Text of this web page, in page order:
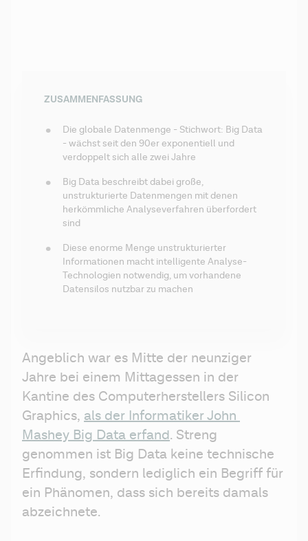
ZUSAMMENFASSUNG
Die globale Datenmenge - Stichwort: Big Data
- wächst seit den 90er exponentiell und
verdoppelt sich alle zwei Jahre
Big Data beschreibt dabei große,
unstrukturierte Datenmengen mit denen
herkömmliche Analyseverfahren überfordert
sind
Diese enorme Menge unstrukturierter
Informationen macht intelligente Analyse-
Technologien notwendig, um vorhandene
Datensilos nutzbar zu machen
Angeblich war es Mitte der neunziger
Jahre bei einem Mittagessen in der
Kantine des Computerherstellers Silicon
Graphics, als der Informatiker John
Mashey Big Data erfand. Streng
genommen ist Big Data keine technische
Erfindung, sondern lediglich ein Begriff für
ein Phänomen, dass sich bereits damals
abzeichnete.